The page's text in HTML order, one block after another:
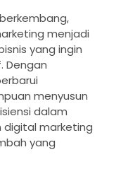
menjadi
yang ingin
Dengan
menyusun
dalam
digital marketing
yang